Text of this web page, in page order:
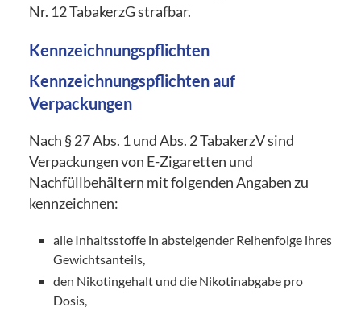
Nr. 12 TabakerzG strafbar.
Kennzeichnungspflichten
Kennzeichnungspflichten auf
Verpackungen
Nach § 27 Abs. 1 und Abs. 2 TabakerzV sind
Verpackungen von E-Zigaretten und
Nachfüllbehältern mit folgenden Angaben zu
kennzeichnen:
alle Inhaltsstoffe in absteigender Reihenfolge ihres
Gewichtsanteils,
den Nikotingehalt und die Nikotinabgabe pro
Dosis,